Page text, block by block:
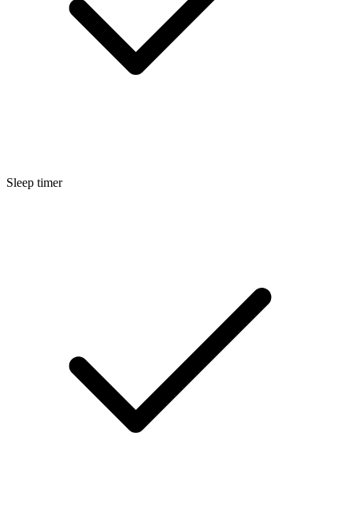
Sleep timer